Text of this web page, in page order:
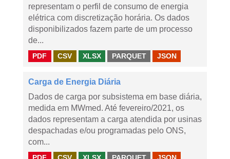
representam o perfil de consumo de energia
elétrica com discretização horária. Os dados
disponibilizados fazem parte de um processo
de...
PDF CSV XLSX PARQUET JSON
Carga de Energia Diária
Dados de carga por subsistema em base diária,
medida em MWmed. Até fevereiro/2021, os
dados representam a carga atendida por usinas
despachadas e/ou programadas pelo ONS,
com...